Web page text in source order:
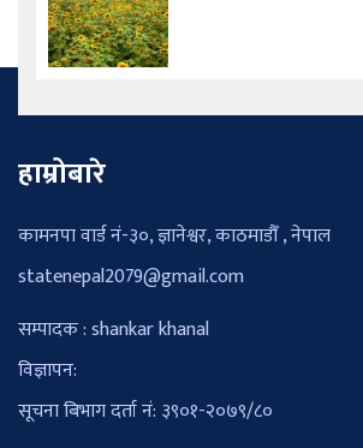
हाम्रोबारे
कामनपा वार्ड नं-३०, ज्ञानेश्वर, काठमाडौँ , नेपाल
statenepal2079@gmail.com
सम्पादक : shankar khanal
विज्ञापन:
सूचना बिभाग दर्ता नं: ३९०१-२०७९/८०